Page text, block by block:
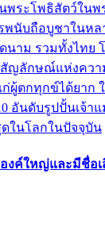
พระโพธิสัตว์ใน
พนับถือบูชาในหล
นาม รวมทั้งไทย
สัญลักษณ์แห่งควา
ผู้ตกทุกข์ได้ยาก
อันดับรูปปั้นเจ้
ในโลกในปัจจุบัน
งค์ใหญ่และมีชื่อ